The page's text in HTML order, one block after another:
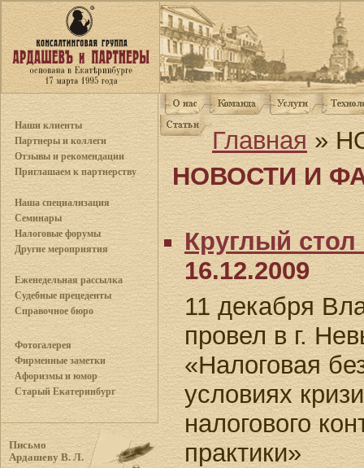
Наши клиенты
Партнеры и коллеги
Отзывы и рекомендации
Приглашаем к партнерству
Наша специализация
Семинары
Налоговые форумы
Другие мероприятия
Еженедельная рассылка
Судебные прецеденты
Справочное бюро
Фотогалерея
Фирменные заметки
Афоризмы и юмор
Старый Екатеринбург
Письмо
Ардашеву В. Л.
Главная»
НОВОСТИ И
Круглый стол
16.12.2009
11 декабря
провел в г.
«Налоговая
условиях
налогового
практики»